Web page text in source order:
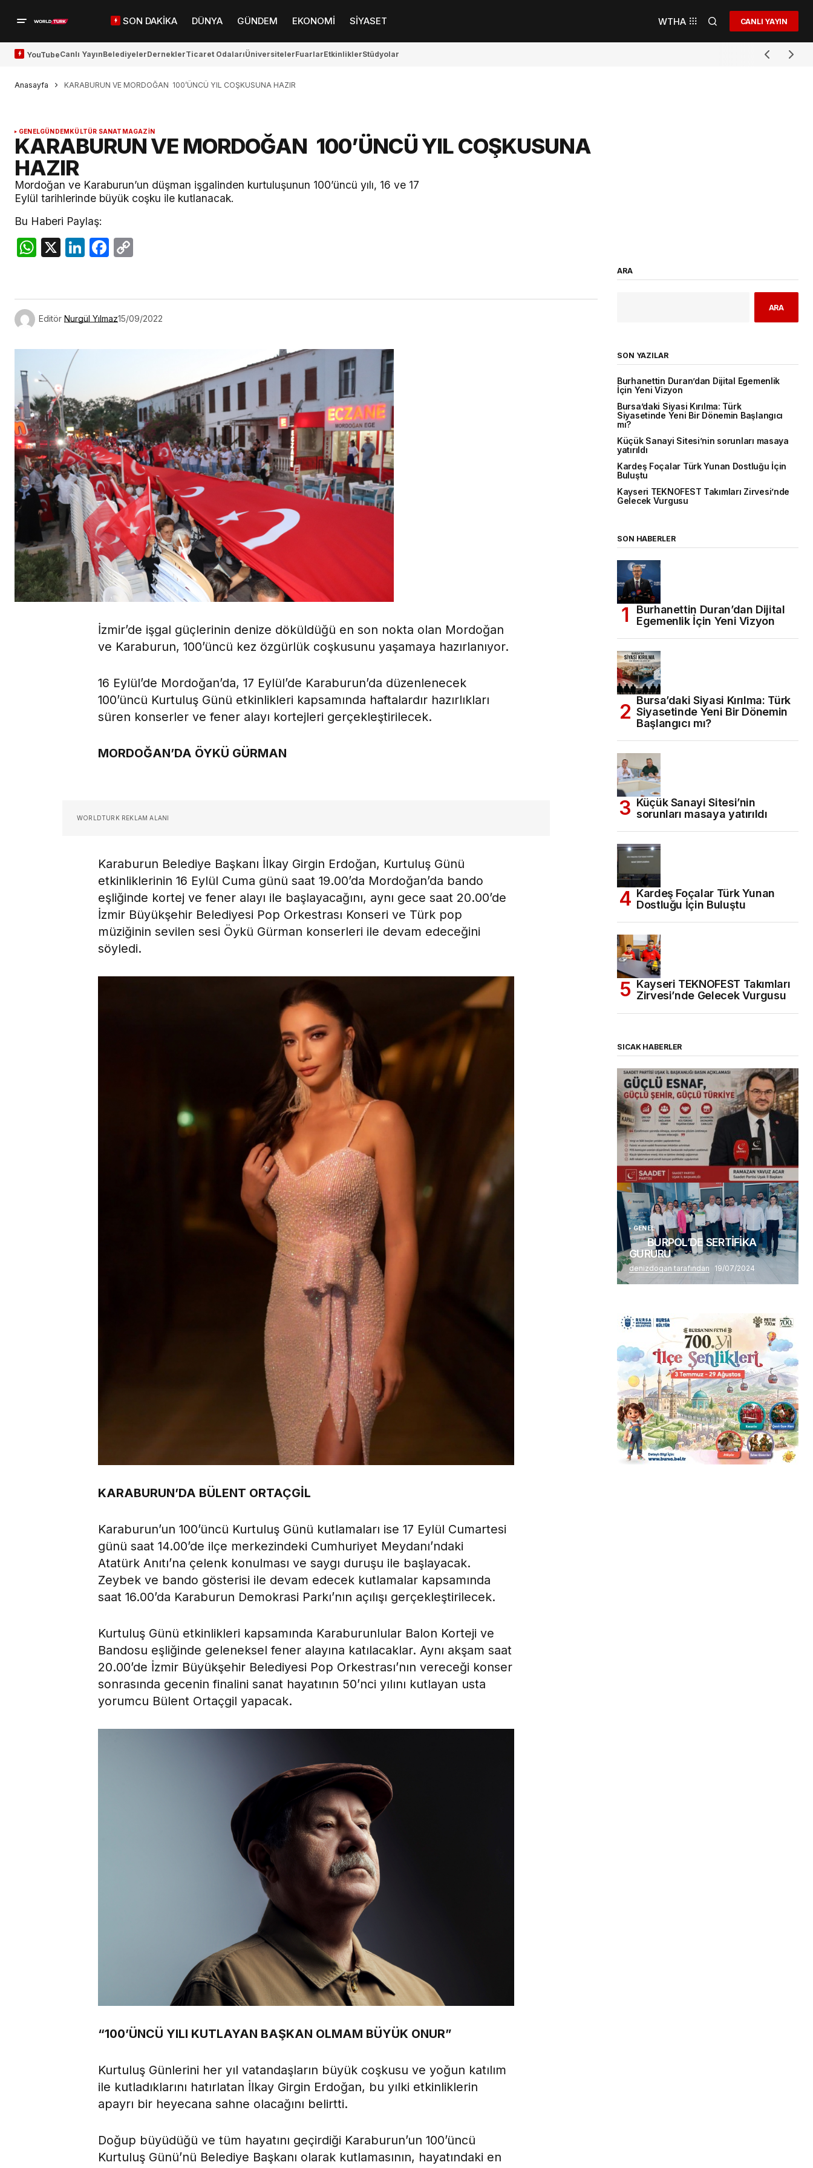
SON DAKİKA DÜNYA GÜNDEM EKONOMİ SİYASET WTHA CANLI YAYIN
YouTubeCanlı YayınBelediyelerDerneklerTicaret OdalarıÜniversitelerFuarlarEtkinliklerStüdyolar
Anasayfa KARABURUN VE MORDOĞAN 100’ÜNCÜ YIL COŞKUSUNA HAZIR
GENELGÜNDEMKÜLTÜR SANAT MAGAZİN
KARABURUN VE MORDOĞAN 100’ÜNCÜ YIL COŞKUSUNA
HAZIR
Mordoğan ve Karaburun’un düşman işgalinden kurtuluşunun 100’üncü yılı, 16 ve 17
Eylül tarihlerinde büyük coşku ile kutlanacak.
Bu Haberi Paylaş:
WhatsApp
X LinkedIn
Facebook
Editör Nurgül Yılmaz15/09/2022
İzmir’de işgal güçlerinin denize döküldüğü en son nokta olan Mordoğan
ve Karaburun, 100’üncü kez özgürlük coşkusunu yaşamaya hazırlanıyor.
16 Eylül’de Mordoğan’da, 17 Eylül’de Karaburun’da düzenlenecek
100’üncü Kurtuluş Günü etkinlikleri kapsamında haftalardır hazırlıkları
süren konserler ve fener alayı kortejleri gerçekleştirilecek.
MORDOĞAN’DA ÖYKÜ GÜRMAN
WORLDTURK REKLAM ALANI
Karaburun Belediye Başkanı İlkay Girgin Erdoğan, Kurtuluş Günü
etkinliklerinin 16 Eylül Cuma günü saat 19.00’da Mordoğan’da bando
eşliğinde kortej ve fener alayı ile başlayacağını, aynı gece saat 20.00’de
İzmir Büyükşehir Belediyesi Pop Orkestrası Konseri ve Türk pop
müziğinin sevilen sesi Öykü Gürman konserleri ile devam edeceğini
söyledi.
KARABURUN’DA BÜLENT ORTAÇGİL
Karaburun’un 100’üncü Kurtuluş Günü kutlamaları ise 17 Eylül Cumartesi
günü saat 14.00’de ilçe merkezindeki Cumhuriyet Meydanı’ndaki
Atatürk Anıtı’na çelenk konulması ve saygı duruşu ile başlayacak.
Zeybek ve bando gösterisi ile devam edecek kutlamalar kapsamında
saat 16.00’da Karaburun Demokrasi Parkı’nın açılışı gerçekleştirilecek.
Kurtuluş Günü etkinlikleri kapsamında Karaburunlular Balon Korteji ve
Bandosu eşliğinde geleneksel fener alayına katılacaklar. Aynı akşam saat
20.00’de İzmir Büyükşehir Belediyesi Pop Orkestrası’nın vereceği konser
sonrasında gecenin finalini sanat hayatının 50’nci yılını kutlayan usta
yorumcu Bülent Ortaçgil yapacak.
“100’ÜNCÜ YILI KUTLAYAN BAŞKAN OLMAM BÜYÜK ONUR”
Kurtuluş Günlerini her yıl vatandaşların büyük coşkusu ve yoğun katılım
ile kutladıklarını hatırlatan İlkay Girgin Erdoğan, bu yılki etkinliklerin
apayrı bir heyecana sahne olacağını belirtti.
Doğup büyüdüğü ve tüm hayatını geçirdiği Karaburun’un 100’üncü
Kurtuluş Günü’nü Belediye Başkanı olarak kutlamasının, hayatındaki en
ARA
ARA
SON YAZILAR
Burhanettin Duran’dan Dijital Egemenlik
İçin Yeni Vizyon
Bursa’daki Siyasi Kırılma: Türk
Siyasetinde Yeni Bir Dönemin Başlangıcı
mı?
Küçük Sanayi Sitesi’nin sorunları masaya
yatırıldı
Kardeş Foçalar Türk Yunan Dostluğu İçin
Buluştu
Kayseri TEKNOFEST Takımları Zirvesi’nde
Gelecek Vurgusu
SON HABERLER
Burhanettin Duran’dan Dijital
Egemenlik İçin Yeni Vizyon
Bursa’daki Siyasi Kırılma: Türk
Siyasetinde Yeni Bir Dönemin
Başlangıcı mı?
Küçük Sanayi Sitesi’nin
sorunları masaya yatırıldı
Kardeş Foçalar Türk Yunan
Dostluğu İçin Buluştu
Kayseri TEKNOFEST Takımları
Zirvesi’nde Gelecek Vurgusu
SICAK HABERLER
(başlıksız)
Alaattin Karahan tarafından 14/07/2026
GENEL
BURPOL’DE SERTİFİKA
GURURU
denizdogan tarafından 19/07/2024